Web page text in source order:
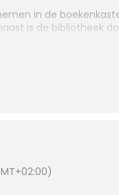
in de
is de bibliotheek